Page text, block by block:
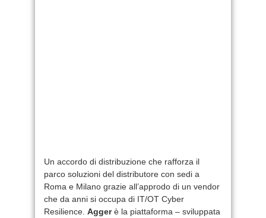
Un accordo di distribuzione che rafforza il
parco soluzioni del distributore con sedi a
Roma e Milano grazie all’approdo di un vendor
che da anni si occupa di IT/OT Cyber
Resilience. Aggerè la piattaforma – sviluppata